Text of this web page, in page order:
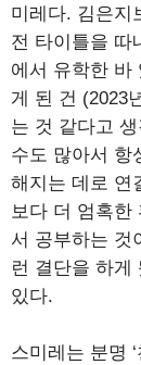
미레다. 김은지
전 타이틀을 따
에서 유학한 바
게 된 건 (2023
는 것 같다고
수도 많아서 항
해지는 데로 연
보다 더 엄혹한
서 공부하는 것
런 결단을 하게
있다.
스미레는 분명